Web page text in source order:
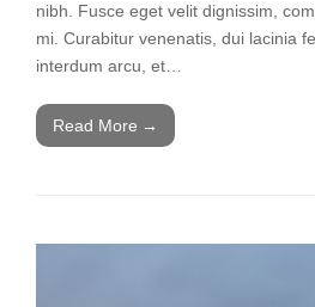
nibh. Fusce eget velit dignissim,
mi. Curabitur venenatis, dui lacinia
interdum arcu, et…
Read More →